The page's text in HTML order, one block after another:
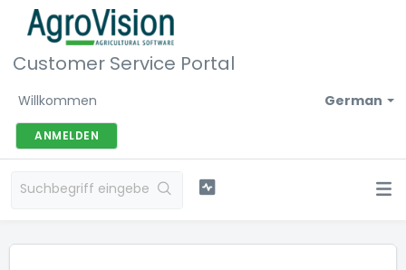
Customer Service Portal
German
Willkommen
ANMELDEN